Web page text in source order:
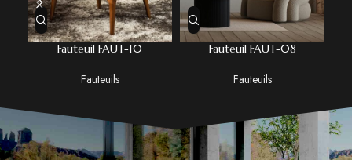
Fauteuil FAUT-10
Fauteuils
Fauteuil FAUT-08
Fauteuils